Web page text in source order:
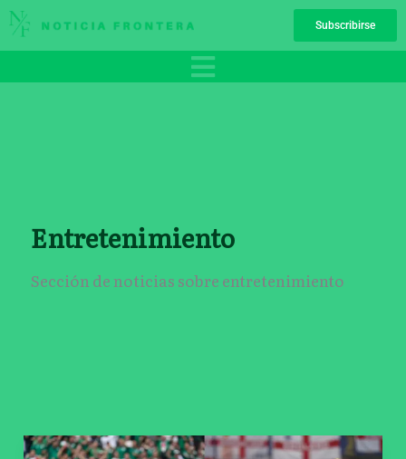
Ir
al
Subscribirse
Entretenimiento
Sección de noticias sobre entretenimiento
México